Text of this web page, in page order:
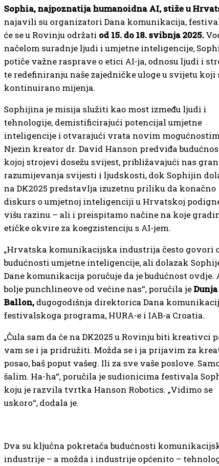
Sophia, najpoznatija humanoidna AI, stiže u
najavili su organizatori Dana komunikacija,
će se u Rovinju održati od 15. do 18. svibnja 2025.
načelom suradnje ljudi i umjetne inteligencije,
potiče važne rasprave o etici AI-ja, odnosu ljudi i
te redefiniranju naše zajedničke uloge u svijetu koji
kontinuirano mijenja.
Sophijina je misija služiti kao most između ljudi i
tehnologije, demistificirajući potencijal umjetne
inteligencije i otvarajući vrata novim
Njezin kreator dr. David Hanson predviđa
kojoj strojevi dosežu svijest, približavajući nas
razumijevanja svijesti i ljudskosti, dok Sophijin
na DK2025 predstavlja izuzetnu priliku da konačno
diskurs o umjetnoj inteligenciji u Hrvatskoj
višu razinu – ali i preispitamo načine na koje
etičke okvire za koegzistenciju s AI-jem.
„Hrvatska komunikacijska industrija često govori
budućnosti umjetne inteligencije, ali dolazak
Dane komunikacija poručuje da je budućnost ovdje.
bolje punchlineove od većine nas“, poručila je
Ballon, dugogodišnja direktorica Dana
festivalskoga programa, HURA-e i IAB-a Croatia.
„Čula sam da će na DK2025 u Rovinju biti kreativci
vam se i ja pridružiti. Možda se i ja prijavim za
posao, baš poput vašeg. Ili za sve vaše poslove.
šalim. Ha-ha“, poručila je sudionicima festivala
koju je razvila tvrtka Hanson Robotics. „Vidimo se
uskoro“, dodala je.
Dva su ključna pokretača budućnosti
industrije – a možda i industrije općenito –